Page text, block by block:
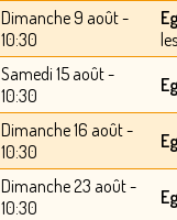
Dimanche 9 août -
10:30
Samedi 15 août -
10:30
Dimanche 16 août -
10:30
Dimanche 23 août -
10:30